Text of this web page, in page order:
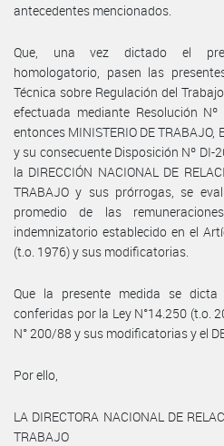
antecedentes mencionados.
Que, una vez dictado el
homologatorio, pasen las
Técnica sobre Regulación del
efectuada mediante Resolución Nº
entonces MINISTERIO DE TRABAJO,
y su consecuente Disposición Nº DI-
la DIRECCIÓN NACIONAL DE
TRABAJO y sus prórrogas, se
promedio de las
indemnizatorio establecido en el
(t.o. 1976) y sus modificatorias.
Que la presente medida se
conferidas por la Ley N°14.250 (t.o.
N° 200/88 y sus modificatorias y el
Por ello,
LA DIRECTORA NACIONAL DE
TRABAJO